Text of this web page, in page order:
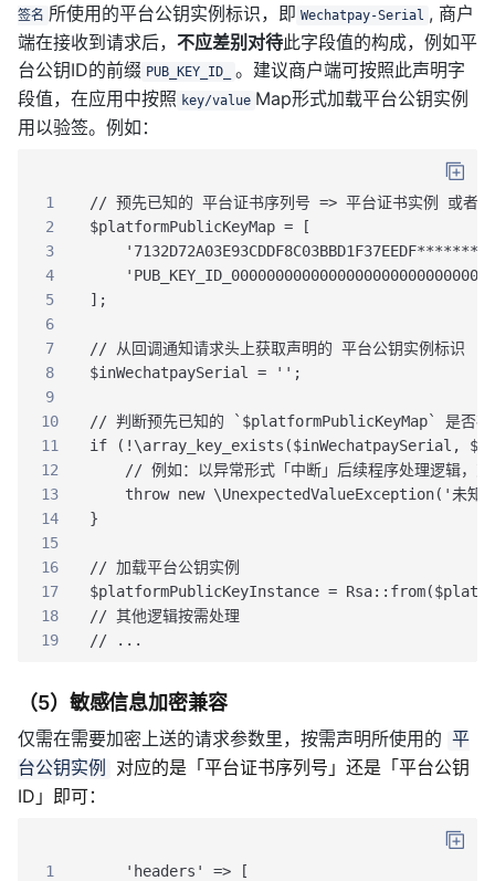
签名 所使用的平台公钥实例标识，即 Wechatpay-Serial , 商户
端在接收到请求后， 不应差别对待此字段值的构成，例如平
台公钥ID的前缀 PUB_KEY_ID_
。建议商户端可按照此声明字
段值，在应用中按照 key/value Map形式加载平台公钥实例
用以验签。例如：
1
// 预先已知的 平台证书序列号 => 平台证书实例 或者
2
$platformPublicKeyMap = [
3
4
5
];
6
7
// 从回调通知请求头上获取声明的 平台公钥实例标识
8
$inWechatpaySerial = '';
9
10
// 判断预先已知的 `$platformPublicKeyMap` 是否存在
11
if (!\array_key_exists($inWechatpaySerial,
12
// 例如：以异常形式「中断」后续程序处理逻辑，
13
throw new \UnexpectedValueException('未知
14
}
15
16
// 加载平台公钥实例
17
$platformPublicKeyInstance =
18
// 其他逻辑按需处理
19
// ...
（5）敏感信息加密兼容
仅需在需要加密上送的请求参数里，按需声明所使用的 平
台公钥实例
对应的是「平台证书序列号」还是「平台公钥
ID」即可：
1
    'headers' => [